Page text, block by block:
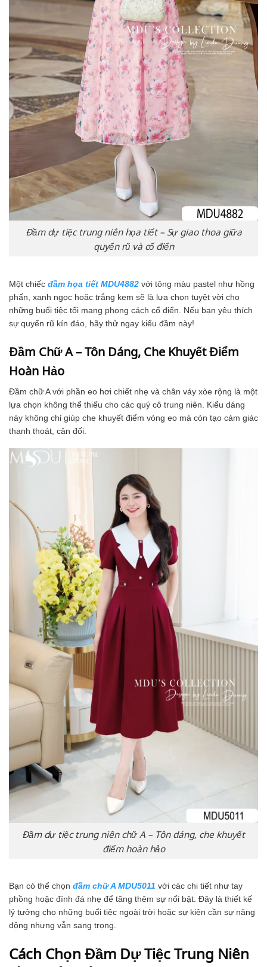
Đầm dự tiệc trung niên họa tiết – Sự giao thoa giữa
quyến rũ và cố điển
Một chiếc đầm họa tiết MDU4882 với tông màu pastel như hồng
phấn, xanh ngọc hoặc trắng kem sẽ là lựa chọn tuyệt vời cho
những buổi tiệc tối mang phong cách cổ điển. Nếu bạn yêu thích
sự quyến rũ kín đáo, hãy thử ngay kiểu đầm này!
Đầm Chữ A – Tôn Dáng, Che Khuyết Điểm
Hoàn Hảo
Đầm chữ A với phần eo hơi chiết nhẹ và chân váy xòe rộng là một
lựa chọn không thể thiếu cho các quý cô trung niên. Kiểu dáng
này không chỉ giúp che khuyết điểm vòng eo mà còn tạo cảm giác
thanh thoát, cân đối.
Đầm dự tiệc trung niên chữ A – Tôn dáng, che khuyết
điểm hoàn hảo
Bạn có thể chọn đầm chữ A MDU5011 với các chi tiết như tay
phồng hoặc đính đá nhẹ để tăng thêm sự nổi bật. Đây là thiết kế
lý tưởng cho những buổi tiệc ngoài trời hoặc sự kiện cần sự năng
động nhưng vẫn sang trọng.
Cách Chọn Đầm Dự Tiệc Trung Niên